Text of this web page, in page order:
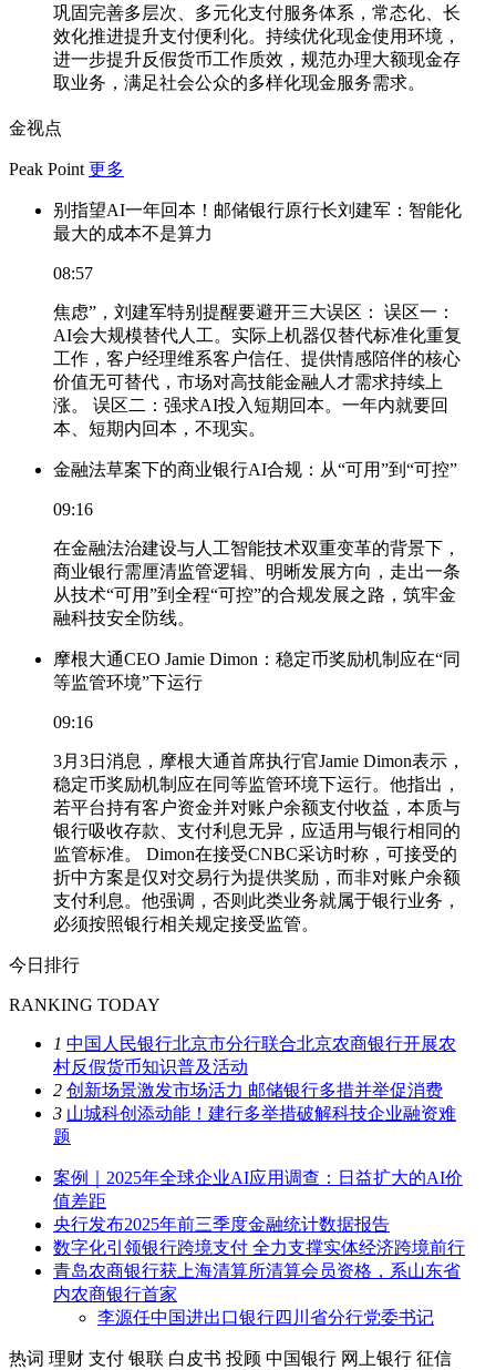
巩固完善多层次、多元化支付服务体系，常态化、长
效化推进提升支付便利化。持续优化现金使用环境，
进一步提升反假货币工作质效，规范办理大额现金存
取业务，满足社会公众的多样化现金服务需求。
金视点
Peak Point 更多
别指望AI一年回本！邮储银行原行长刘建军：智能化
最大的成本不是算力
08:57
焦虑”，刘建军特别提醒要避开三大误区： 误区一：
AI会大规模替代人工。实际上机器仅替代标准化重复
工作，客户经理维系客户信任、提供情感陪伴的核心
价值无可替代，市场对高技能金融人才需求持续上
涨。 误区二：强求AI投入短期回本。一年内就要回
本、短期内回本，不现实。
金融法草案下的商业银行AI合规：从“可用”到“可控”
09:16
在金融法治建设与人工智能技术双重变革的背景下，
商业银行需厘清监管逻辑、明晰发展方向，走出一条
从技术“可用”到全程“可控”的合规发展之路，筑牢金
融科技安全防线。
摩根大通CEO Jamie Dimon：稳定币奖励机制应在“同
等监管环境”下运行
09:16
3月3日消息，摩根大通首席执行官Jamie Dimon表示，
稳定币奖励机制应在同等监管环境下运行。他指出，
若平台持有客户资金并对账户余额支付收益，本质与
银行吸收存款、支付利息无异，应适用与银行相同的
监管标准。 Dimon在接受CNBC采访时称，可接受的
折中方案是仅对交易行为提供奖励，而非对账户余额
支付利息。他强调，否则此类业务就属于银行业务，
必须按照银行相关规定接受监管。
今日排行
RANKING TODAY
1 中国人民银行北京市分行联合北京农商银行开展农
村反假货币知识普及活动
2 创新场景激发市场活力 邮储银行多措并举促消费
3 山城科创添动能！建行多举措破解科技企业融资难
题
案例｜2025年全球企业AI应用调查：日益扩大的AI价
值差距
央行发布2025年前三季度金融统计数据报告
数字化引领银行跨境支付 全力支撑实体经济跨境前行
青岛农商银行获上海清算所清算会员资格，系山东省
内农商银行首家
李源任中国进出口银行四川省分行党委书记
热词 理财 支付 银联 白皮书 投顾 中国银行 网上银行 征信